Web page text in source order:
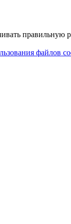
правильную
файлов